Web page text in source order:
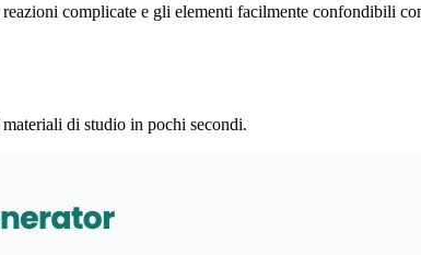
complicate e gli elementi facilmente confondibili
di studio in pochi secondi.